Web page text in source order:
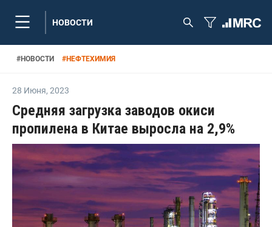
НОВОСТИ
#НОВОСТИ #НЕФТЕХИМИЯ
28 Июня, 2023
Средняя загрузка заводов окиси
пропилена в Китае выросла на 2,9%